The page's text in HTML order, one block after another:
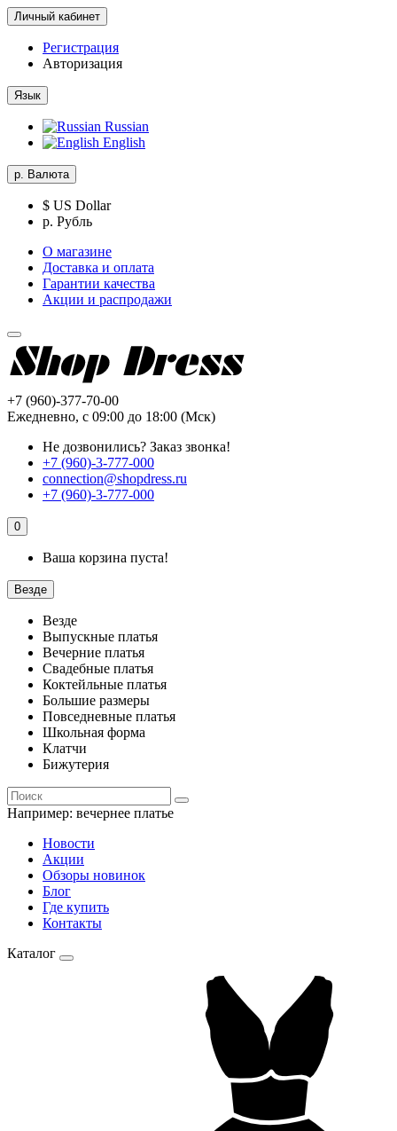
Личный кабинет
Регистрация
Авторизация
Язык
Russian
English
р. Валюта
$ US Dollar
р. Рубль
О магазине
Доставка и оплата
Гарантии качества
Акции и распродажи
+7 (960)-377-70-00
Ежедневно, с 09:00 до 18:00 (Мск)
Не дозвонились? Заказ звонка!
+7 (960)-3-777-000
connection@shopdress.ru
+7 (960)-3-777-000
0
Ваша корзина пуста!
Везде
Везде
Выпускные платья
Вечерние платья
Свадебные платья
Коктейльные платья
Большие размеры
Повседневные платья
Школьная форма
Клатчи
Бижутерия
Например: вечернее платье
Новости
Акции
Обзоры новинок
Блог
Где купить
Контакты
Каталог